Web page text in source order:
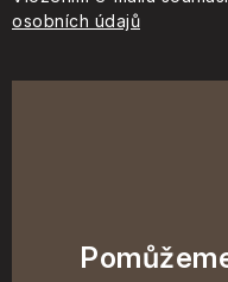
osobních údajů